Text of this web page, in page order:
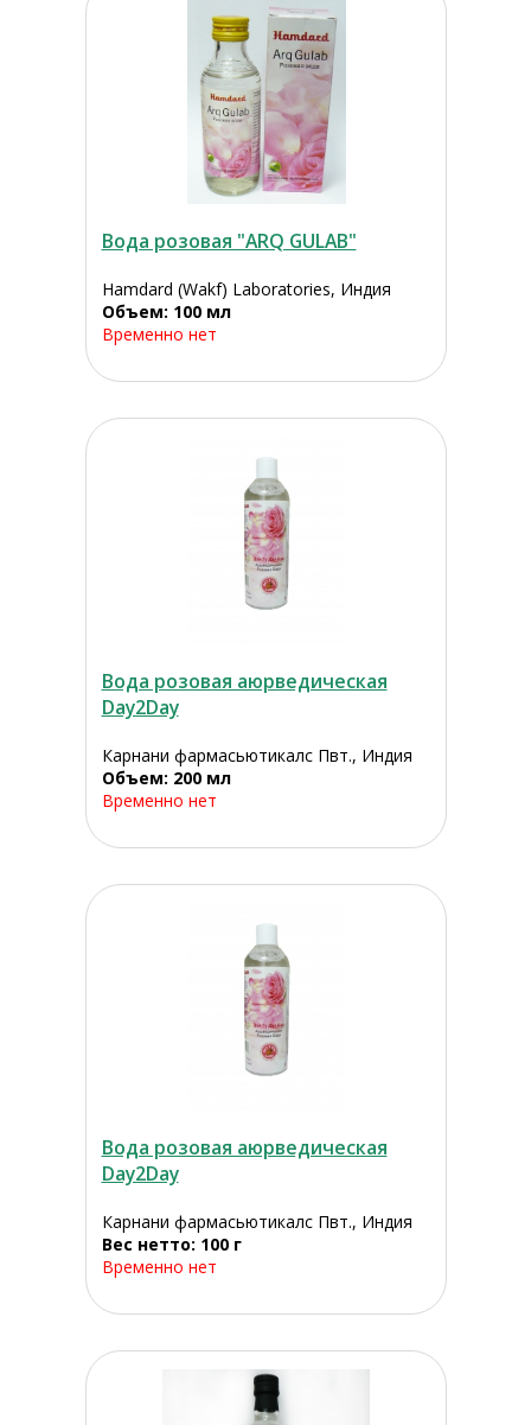
Вода розовая "ARQ GULAB"
Hamdard (Wakf) Laboratories, Индия
Объем: 100 мл
Временно нет
Вода розовая аюрведическая
Day2Day
Карнани фармасьютикалс Пвт., Индия
Объем: 200 мл
Временно нет
Вода розовая аюрведическая
Day2Day
Карнани фармасьютикалс Пвт., Индия
Вес нетто: 100 г
Временно нет